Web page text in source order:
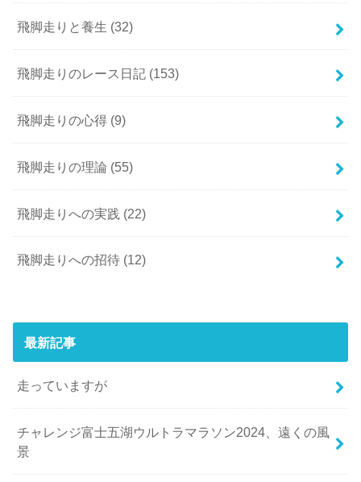
飛脚走りと養生 (32)
飛脚走りのレース日記 (153)
飛脚走りの心得 (9)
飛脚走りの理論 (55)
飛脚走りへの実践 (22)
飛脚走りへの招待 (12)
最新記事
走っていますが
チャレンジ富士五湖ウルトラマラソン2024、遠くの風
景